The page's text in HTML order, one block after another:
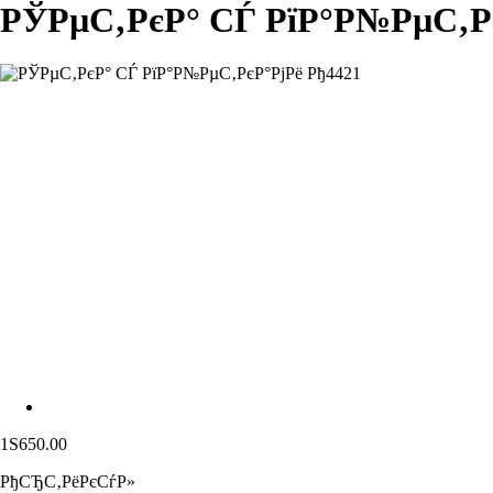
РЎРµС‚РєР° СЃ
1S650.00
РђСЂС‚РёРєСѓР»